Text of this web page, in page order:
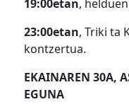
19:00etan,
23:00etan, Triki ta
kontzertua.
EKAINAREN 30A,
EGUNA